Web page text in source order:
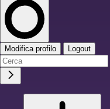
Modifica profilo Logout